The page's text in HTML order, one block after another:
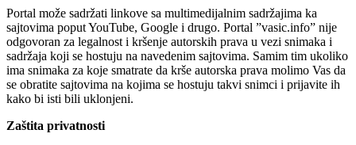
Portal može sadržati linkove sa multimedijalnim sadržajima ka
sajtovima poput YouTube, Google i drugo. Portal ”vasic.info” nije
odgovoran za legalnost i kršenje autorskih prava u vezi snimaka i
sadržaja koji se hostuju na navedenim sajtovima. Samim tim ukoliko
ima snimaka za koje smatrate da krše autorska prava molimo Vas da
se obratite sajtovima na kojima se hostuju takvi snimci i prijavite ih
kako bi isti bili uklonjeni.
Zaštita privatnosti